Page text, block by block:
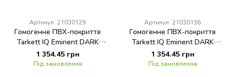
Артикул: 21030129
Гомогенне ПВХ-покриття
Tarkett IQ Eminent DARK
GREY 0129
1 354.45 грн
Під замовлення
Артикул: 21030136
Гомогенне ПВХ-покриття
Tarkett IQ Eminent DARK
GREY BEIGE 0136
1 354.45 грн
Під замовлення